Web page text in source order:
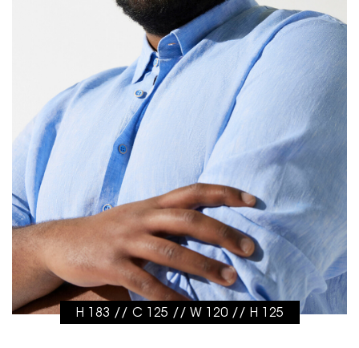
H 183 // C 125 // W 120 // H 125